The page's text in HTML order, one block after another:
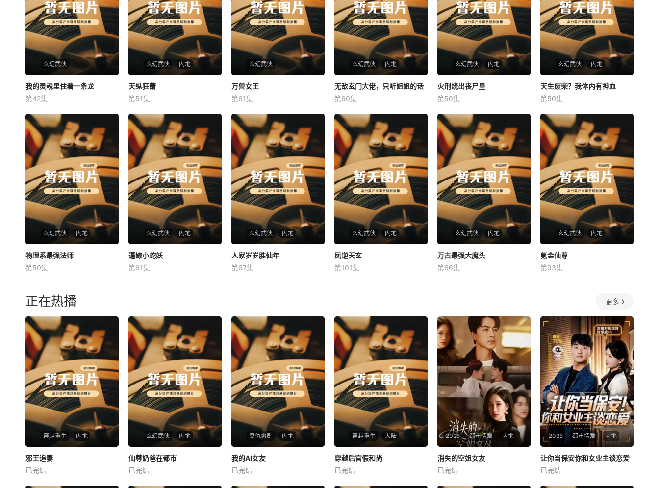
玄幻武侠
我的灵魂里住着一条龙
未知
我的灵魂里住着一条龙
第42集
玄幻武侠 内地
天纵狂萧
未知
天纵狂萧
第51集
玄幻武侠
万兽女王
未知
万兽女王
第61集
玄幻武侠 内地
无敌玄门大佬，只听姐姐的话
未知
无敌玄门大佬，只听姐姐的话
第60集
玄幻武侠 内地
火刑烧出丧尸皇
未知
火刑烧出丧尸皇
第50集
玄幻武侠 内地
未知
天生废柴？我体内有神血
第50集
玄幻武侠 内地
物理系最强法师
未知
物理系最强法师
第50集
玄幻武侠 内地
逼嫁小蛇妖
未知
逼嫁小蛇妖
第61集
玄幻武侠 内地
人家岁岁胜仙年
未知
人家岁岁胜仙年
第67集
玄幻武侠 内地
凤逆天玄
未知
凤逆天玄
第101集
玄幻武侠 内地
万古最强大魔头
未知
万古最强大魔头
第66集
玄幻武侠 内地
氪金仙尊
未知
氪金仙尊
第93集
正在热播 更多
穿越重生 内地
邪王追妻
未知
邪王追妻
已完结
玄幻武侠 内地
仙尊奶爸在都市
未知
仙尊奶爸在都市
已完结
复仇爽剧 内地
我的AI女友
未知
我的AI女友
已完结
穿越重生 大陆
穿越后宫假和尚
未知
穿越后宫假和尚
已完结
2025 都市情爱 内地
消失的空姐女友
未知
消失的空姐女友
已完结
2025 都市情爱 内地
未知
让你当保安你和女业主谈恋爱
已完结